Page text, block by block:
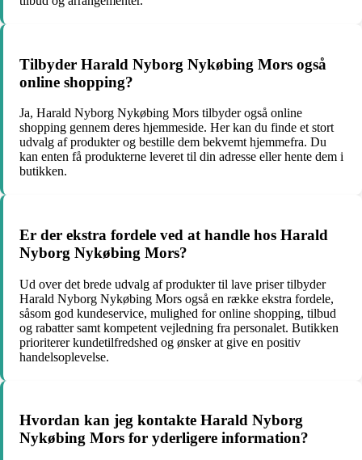
Tilbyder Harald Nyborg Nykøbing Mors også
online shopping?
Ja, Harald Nyborg Nykøbing Mors tilbyder også online
shopping gennem deres hjemmeside. Her kan du finde et stort
udvalg af produkter og bestille dem bekvemt hjemmefra. Du
kan enten få produkterne leveret til din adresse eller hente dem i
butikken.
Er der ekstra fordele ved at handle hos Harald
Nyborg Nykøbing Mors?
Ud over det brede udvalg af produkter til lave priser tilbyder
Harald Nyborg Nykøbing Mors også en række ekstra fordele,
såsom god kundeservice, mulighed for online shopping, tilbud
og rabatter samt kompetent vejledning fra personalet. Butikken
prioriterer kundetilfredshed og ønsker at give en positiv
handelsoplevelse.
Hvordan kan jeg kontakte Harald Nyborg
Nykøbing Mors for yderligere information?